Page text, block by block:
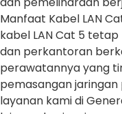
Manfaat Kabel LAN
kabel LAN Cat 5
dan perkantoran
perawatannya yang
pemasangan
layanan kami di